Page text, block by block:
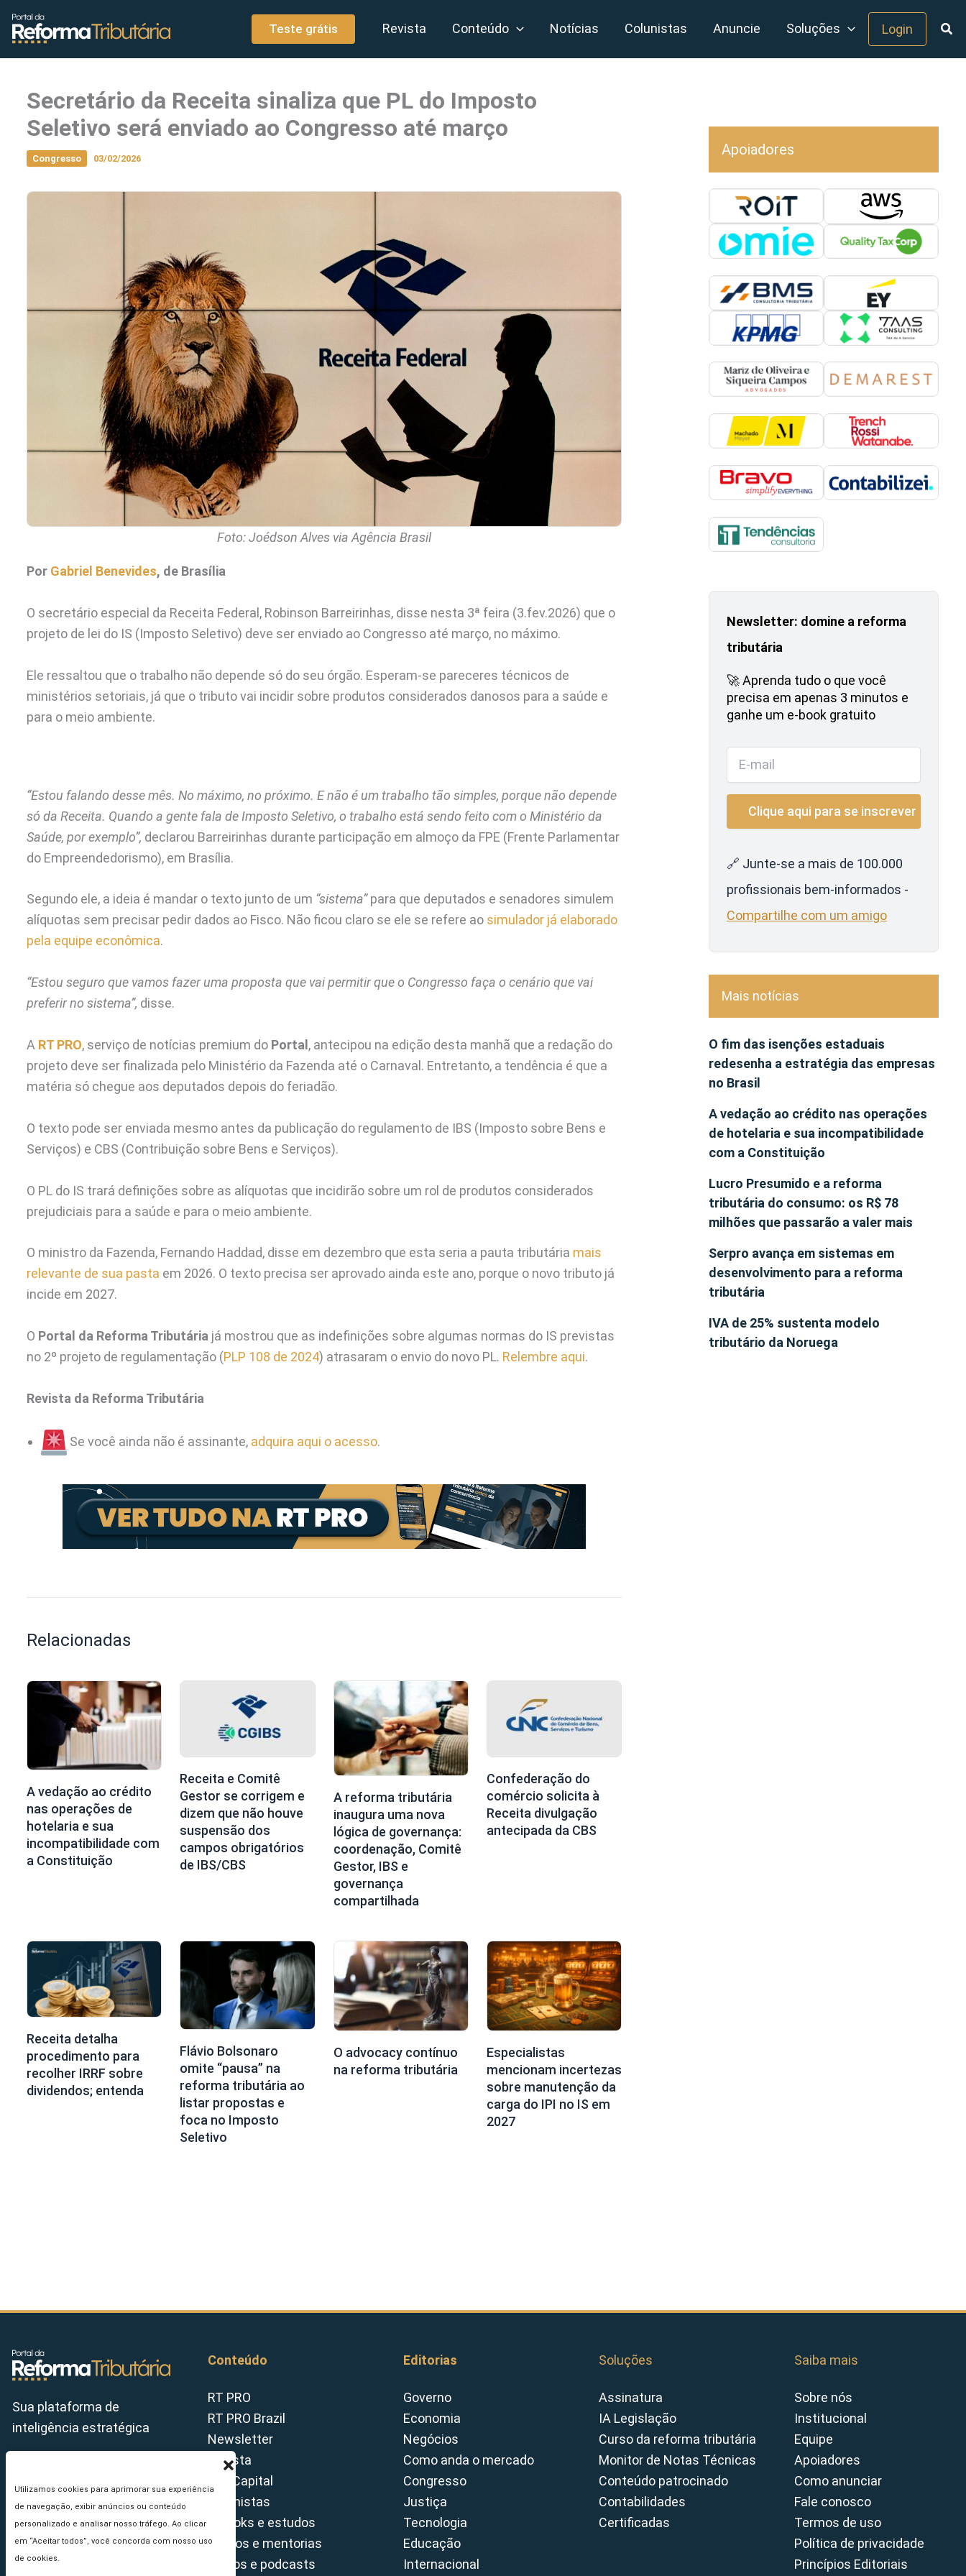
Utilizamos cookies para aprimorar sua experiência
de navegação, exibir anúncios ou conteúdo
personalizado e analisar nosso tráfego. Ao clicar
em “Aceitar todos”, você concorda com nosso uso
de cookies.
conteúdo
Teste grátis Revista Conteúdo Notícias Colunistas Anuncie Soluções Login
Secretário da Receita sinaliza que PL do Imposto
Seletivo será enviado ao Congresso até março
Congresso 03/02/2026
Foto: Joédson Alves via Agência Brasil
Por Gabriel Benevides, de Brasília
O secretário especial da Receita Federal, Robinson Barreirinhas, disse nesta 3ª feira (3.fev.2026) que o
projeto de lei do IS (Imposto Seletivo) deve ser enviado ao Congresso até março, no máximo.
Ele ressaltou que o trabalho não depende só do seu órgão. Esperam-se pareceres técnicos de
ministérios setoriais, já que o tributo vai incidir sobre produtos considerados danosos para a saúde e
para o meio ambiente.
“Estou falando desse mês. No máximo, no próximo. E não é um trabalho tão simples, porque não depende
só da Receita. Quando a gente fala de Imposto Seletivo, o trabalho está sendo feito com o Ministério da
Saúde, por exemplo”, declarou Barreirinhas durante participação em almoço da FPE (Frente Parlamentar
do Empreendedorismo), em Brasília.
Segundo ele, a ideia é mandar o texto junto de um “sistema”para que deputados e senadores simulem
alíquotas sem precisar pedir dados ao Fisco. Não ficou claro se ele se refere ao simulador já elaborado
pela equipe econômica.
“Estou seguro que vamos fazer uma proposta que vai permitir que o Congresso faça o cenário que vai
preferir no sistema”, disse.
A RT PRO, serviço de notícias premium do Portal , antecipou na edição desta manhã que a redação do
projeto deve ser finalizada pelo Ministério da Fazenda até o Carnaval. Entretanto, a tendência é que a
matéria só chegue aos deputados depois do feriadão.
O texto pode ser enviada mesmo antes da publicação do regulamento de IBS (Imposto sobre Bens e
Serviços) e CBS (Contribuição sobre Bens e Serviços).
O PL do IS trará definições sobre as alíquotas que incidirão sobre um rol de produtos considerados
prejudiciais para a saúde e para o meio ambiente.
O ministro da Fazenda, Fernando Haddad, disse em dezembro que esta seria a pauta tributária mais
relevante de sua pasta em 2026. O texto precisa ser aprovado ainda este ano, porque o novo tributo já
incide em 2027.
O Portal da Reforma Tributária já mostrou que as indefinições sobre algumas normas do IS previstas
no 2º projeto de regulamentação (PLP 108 de 2024) atrasaram o envio do novo PL. Relembre aqui.
Revista da Reforma Tributária
Se você ainda não é assinante, adquira aqui o acesso.
Relacionadas
A vedação ao crédito
nas operações de
hotelaria e sua
incompatibilidade com
a Constituição
Receita e Comitê
Gestor se corrigem e
dizem que não houve
suspensão dos
campos obrigatórios
de IBS/CBS
A reforma tributária
inaugura uma nova
lógica de governança:
coordenação, Comitê
Gestor, IBS e
governança
compartilhada
Confederação do
comércio solicita à
Receita divulgação
antecipada da CBS
Receita detalha
procedimento para
recolher IRRF sobre
dividendos; entenda
Flávio Bolsonaro
omite “pausa” na
reforma tributária ao
listar propostas e
foca no Imposto
Seletivo
O advocacy contínuo
na reforma tributária
Especialistas
mencionam incertezas
sobre manutenção da
carga do IPI no IS em
2027
Apoiadores
Newsletter: domine a reforma
tributária
🚀 Aprenda tudo o que você
precisa em apenas 3 minutos e
ganhe um e-book gratuito
🔗 Junte-se a mais de 100.000
profissionais bem-informados -
Compartilhe com um amigo
Mais notícias
O fim das isenções estaduais
redesenha a estratégia das empresas
no Brasil
A vedação ao crédito nas operações
de hotelaria e sua incompatibilidade
com a Constituição
Lucro Presumido e a reforma
tributária do consumo: os R$ 78
milhões que passarão a valer mais
Serpro avança em sistemas em
desenvolvimento para a reforma
tributária
IVA de 25% sustenta modelo
tributário da Noruega
Sua plataforma de
inteligência estratégica
Conteúdo
RT PRO
RT PRO Brazil
Newsletter
Revista
Tax Capital
Colunistas
E-books e estudos
Cursos e mentorias
Vídeos e podcasts
Editorias
Governo
Economia
Negócios
Como anda o mercado
Congresso
Justiça
Tecnologia
Educação
Internacional
Soluções
Assinatura
IA Legislação
Curso da reforma tributária
Monitor de Notas Técnicas
Conteúdo patrocinado
Contabilidades
Certificadas
Saiba mais
Sobre nós
Institucional
Equipe
Apoiadores
Como anunciar
Fale conosco
Termos de uso
Política de privacidade
Princípios Editoriais